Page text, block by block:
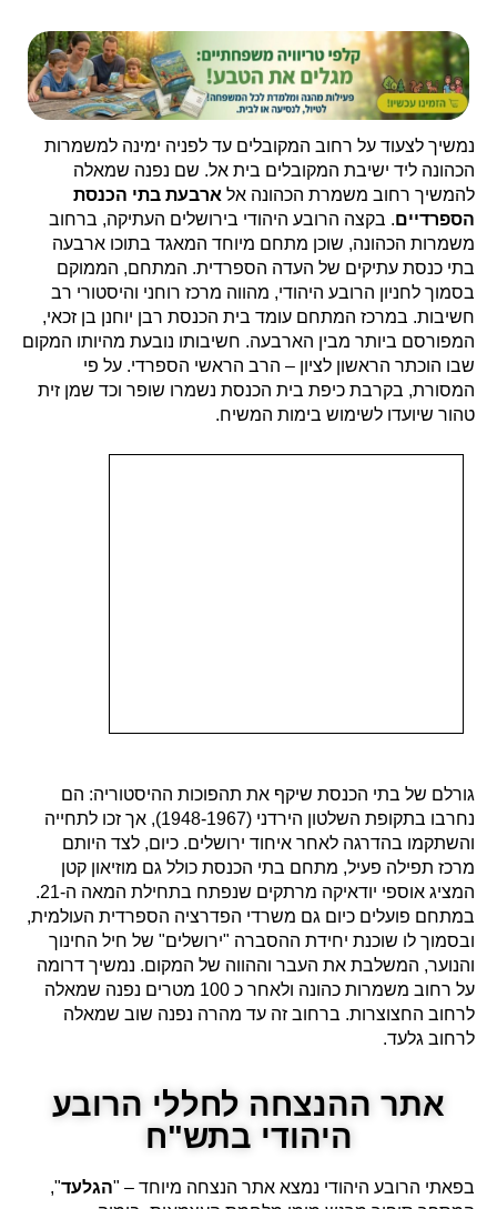
נמשיך לצעוד על רחוב המקובלים עד לפניה ימינה למשמרות
הכהונה ליד ישיבת המקובלים בית אל. שם נפנה שמאלה
להמשיך רחוב משמרת הכהונה אל ארבעת בתי הכנסת
הספרדיים. בקצה הרובע היהודי בירושלים העתיקה, ברחוב
משמרות הכהונה, שוכן מתחם מיוחד המאגד בתוכו ארבעה
בתי כנסת עתיקים של העדה הספרדית. המתחם, הממוקם
בסמוך לחניון הרובע היהודי, מהווה מרכז רוחני והיסטורי רב
חשיבות. במרכז המתחם עומד בית הכנסת רבן יוחנן בן זכאי,
המפורסם ביותר מבין הארבעה. חשיבותו נובעת מהיותו המקום
שבו הוכתר הראשון לציון – הרב הראשי הספרדי. על פי
המסורת, בקרבת כיפת בית הכנסת נשמרו שופר וכד שמן זית
טהור שיועדו לשימוש בימות המשיח.
גורלם של בתי הכנסת שיקף את תהפוכות ההיסטוריה: הם
נחרבו בתקופת השלטון הירדני (1948-1967), אך זכו לתחייה
והשתקמו בהדרגה לאחר איחוד ירושלים. כיום, לצד היותם
מרכז תפילה פעיל, מתחם בתי הכנסת כולל גם מוזיאון קטן
המציג אוספי יודאיקה מרתקים שנפתח בתחילת המאה ה-21.
במתחם פועלים כיום גם משרדי הפדרציה הספרדית העולמית,
ובסמוך לו שוכנת יחידת ההסברה "ירושלים" של חיל החינוך
והנוער, המשלבת את העבר וההווה של המקום. נמשיך דרומה
על רחוב משמרות כהונה ולאחר כ 100 מטרים נפנה שמאלה
לרחוב החצוצרות. ברחוב זה עד מהרה נפנה שוב שמאלה
לרחוב גלעד.
אתר ההנצחה לחללי הרובע
היהודי בתש"ח
בפאתי הרובע היהודי נמצא אתר הנצחה מיוחד – "הגלעד",